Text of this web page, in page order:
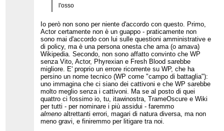
l'osso
Io però non sono per niente d'accordo con questo. Primo,
Actor certamente non è un guappo - praticamente non
sono mai d'accordo con lui sulle questioni amministrative e
di policy, ma è una persona onesta che ama (o amava)
Wikipedia. Secondo, non sono affatto convinto che WP
senza Vito, Actor, Phyrexian e Fresh Blood sarebbe
migliore. E' proprio un errore ricorrente su WP, che ha
persino un nome tecnico (WP come "campo di battaglia"):
uno immagina che ci siano dei cattivoni e che WP sarebbe
molto meglio senza i cattivoni. Ma se al posto di quei
quattro ci fossimo io, tu, itawinostra, TrameOscure e Wiki
per tutti - per nominare i più assidui - faremmo
almeno altrettanti errori, magari di natura diversa, ma non
meno gravi, e finiremmo per litigare tra noi.